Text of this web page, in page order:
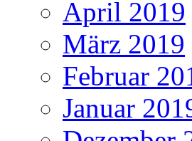
April 2019
März 2019
Februar
Januar